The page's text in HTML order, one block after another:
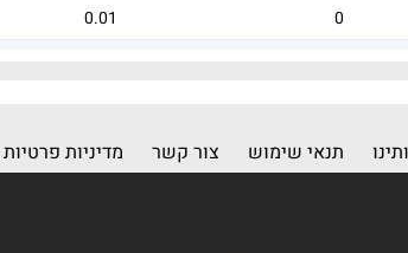
0
0.01
תנאי שימוש צור קשר מדיניות פרטיות